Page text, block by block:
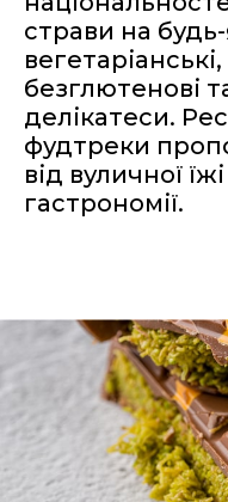
страви на
безглютенові
делікатеси.
фудтреки
від вуличної
гастрономії.